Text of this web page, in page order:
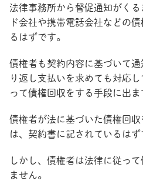
法律事務所から督促通知がく
ド会社や携帯電話会社などの
るはずです。
債権者も契約内容に基づいて
り返し支払いを求めても対応
って債権回収をする手段に出ま
債権者が法に基づいた債権回
は、契約書に記されているはず
しかし、債権者は法律に従っ
ません。